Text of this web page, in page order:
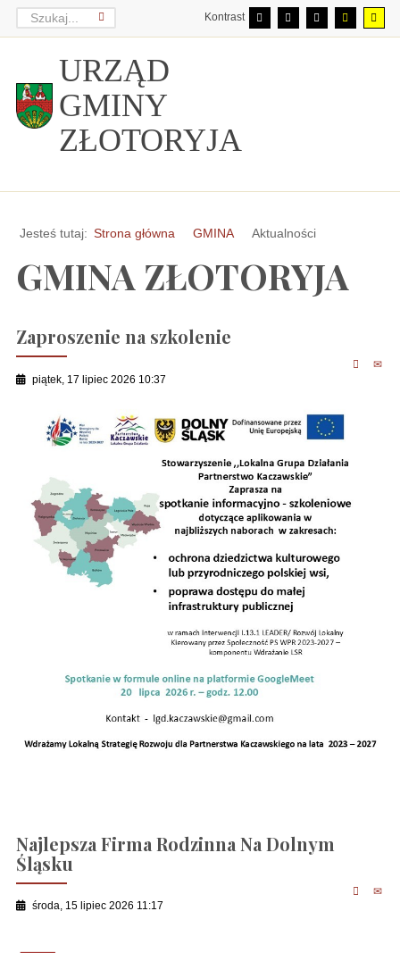
Kontrast
URZĄD
GMINY
ZŁOTORYJA
Jesteś tutaj: Strona główna GMINA Aktualności
GMINA ZŁOTORYJA
Zaproszenie na szkolenie
piątek, 17 lipiec 2026 10:37
Najlepsza Firma Rodzinna Na Dolnym
Śląsku
środa, 15 lipiec 2026 11:17